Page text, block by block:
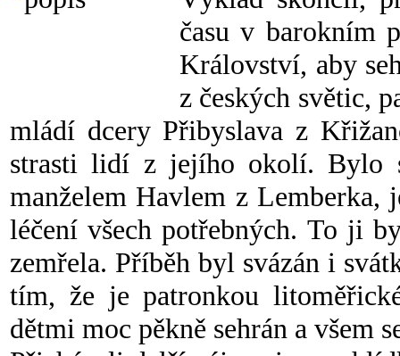
času v barokním
Království, aby
z českých světic,
mládí dcery Přibyslava z
strasti lidí z jejího okolí. Bylo
manželem Havlem z Lemberka,
léčení všech potřebných. To ji
zemřela. Příběh byl svázán i
tím, že je patronkou
dětmi moc pěkně sehrán a všem